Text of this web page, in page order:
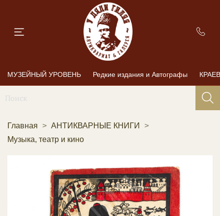
МУЗЕЙНЫЙ УРОВЕНЬ Редкие издания и Автографы
Главная
АНТИКВАРНЫЕ КНИГИ
Музыка, театр и кино